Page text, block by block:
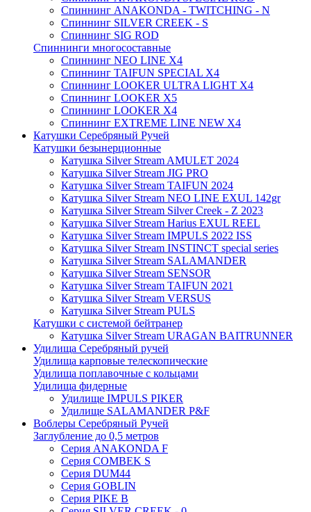
Спиннинг ANAKONDA - TWITCHING - N
Спиннинг SILVER CREEK - S
Спиннинг SIG ROD
Спиннинги многосоставные
Спиннинг NEO LINE X4
Спиннинг TAIFUN SPECIAL X4
Спиннинг LOOKER ULTRA LIGHT X4
Спиннинг LOOKER X5
Спиннинг LOOKER X4
Спиннинг EXTREME LINE NEW X4
Катушки Серебряный Ручей
Катушки безынерционные
Катушка Silver Stream AMULET 2024
Катушка Silver Stream JIG PRO
Катушка Silver Stream TAIFUN 2024
Катушка Silver Stream NEO LINE EXUL 142gr
Катушка Silver Stream Silver Creek - Z 2023
Катушка Silver Stream Harius EXUL REEL
Катушка Silver Stream IMPULS 2022 ISS
Катушка Silver Stream INSTINCT special series
Катушка Silver Stream SALAMANDER
Катушка Silver Stream SENSOR
Катушка Silver Stream TAIFUN 2021
Катушка Silver Stream VERSUS
Катушка Silver Stream PULS
Катушки с системой бейтранер
Катушка Silver Stream URAGAN BAITRUNNER
Удилища Серебряный ручей
Удилища карповые телескопические
Удилища поплавочные с кольцами
Удилища фидерные
Удилище IMPULS PIKER
Удилище SALAMANDER P&F
Воблеры Серебряный Ручей
Заглубление до 0,5 метров
Серия ANAKONDA F
Серия COMBEK S
Серия DUM44
Серия GOBLIN
Серия PIKE B